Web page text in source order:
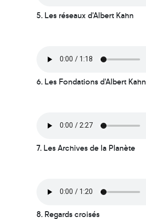
5. Les réseaux d'Albert Kahn
6. Les Fondations d'Albert Kahn
7. Les Archives de la Planète
8. Regards croisés